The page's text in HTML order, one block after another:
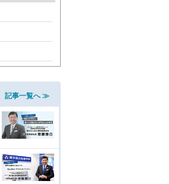
記事一覧へ ≫